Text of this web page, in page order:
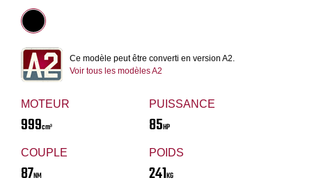
MOTEUR
999cm³
PUISSANCE
85HP
COUPLE
87NM
POIDS
241KG
Ce modèle peut être converti en version A2.
Voir tous les modèles A2